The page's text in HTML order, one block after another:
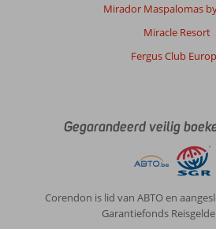
Mirador Maspalomas
Miracle Resort
Fergus Club
Gegarandeerd veilig
Corendon is lid van ABTO en
Garantiefonds